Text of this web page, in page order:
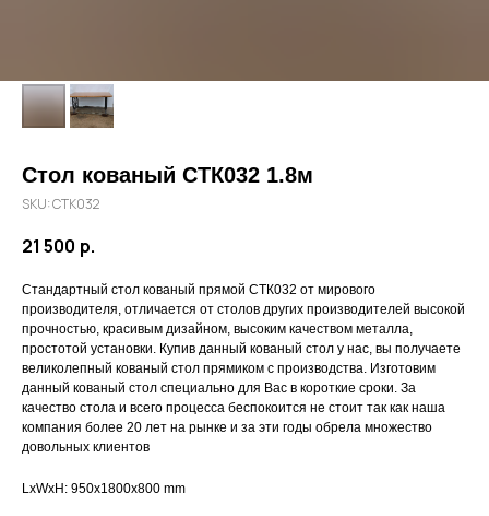
Стол кованый СТК032 1.8м
SKU:СТК032
21 500 р.
Стандартный стол кованый прямой СТК032 от мирового
производителя, отличается от столов других производителей высокой
прочностью, красивым дизайном, высоким качеством металла,
простотой установки. Купив данный кованый стол у нас, вы получаете
великолепный кованый стол прямиком с производства. Изготовим
данный кованый стол специально для Вас в короткие сроки. За
качество стола и всего процесса беспокоится не стоит так как наша
компания более 20 лет на рынке и за эти годы обрела множество
довольных клиентов
LxWxH: 950x1800x800 mm